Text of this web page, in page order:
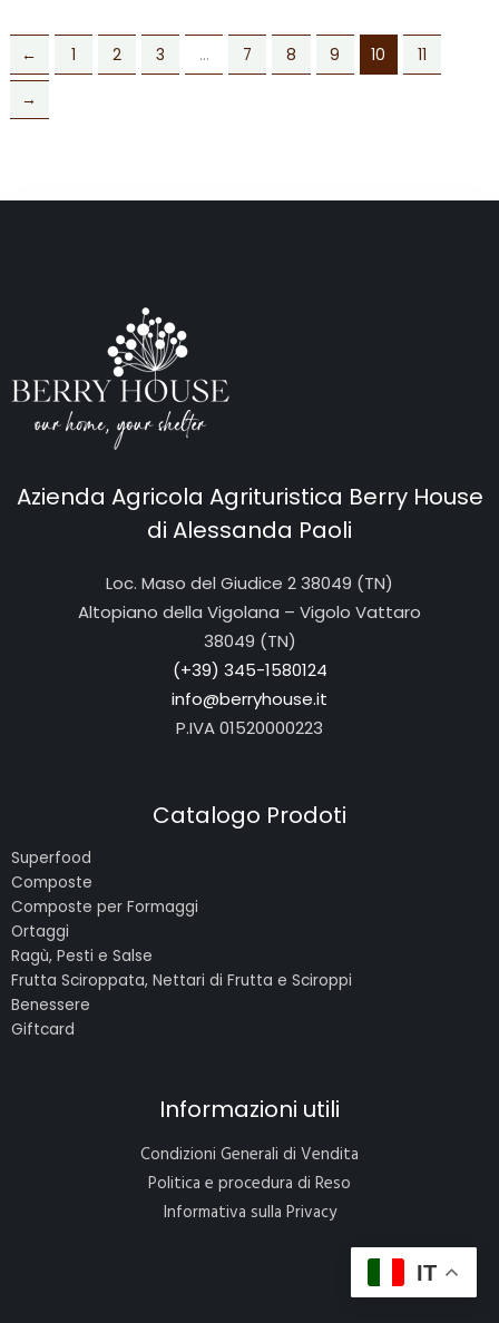
← 1 2 3 … 7 8 9 10 11
→
Azienda Agricola Agrituristica Berry House
di Alessanda Paoli
Loc. Maso del Giudice 2 38049 (TN)
Altopiano della Vigolana – Vigolo Vattaro
38049 (TN)
(+39) 345-1580124
info@berryhouse.it
P.IVA01520000223
Catalogo Prodoti
Superfood
Composte
Composte per Formaggi
Ortaggi
Ragù, Pesti e Salse
Frutta Sciroppata, Nettari di Frutta e Sciroppi
Benessere
Giftcard
Informazioni utili
Condizioni Generali di Vendita
Politica e procedura di Reso
Informativa sulla Privacy
IT